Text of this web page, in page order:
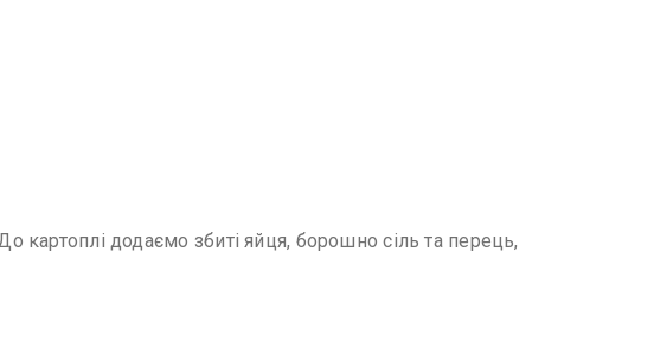
картоплі додаємо збиті яйця, борошно сіль та перець,